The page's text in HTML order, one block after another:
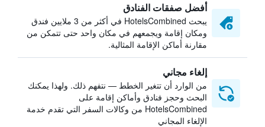
أفضل صفقات الفنادق
يبحث HotelsCombined في أكثر من 3 ملايين فندق
ومكان إقامة ويجمعهم في مكان واحد حتى تتمكن من
مقارنة أماكن الإقامة المثالية.
إلغاء مجاني
من الوارد أن تتغير الخطط — نتفهم ذلك. ولهذا يمكنك
البحث وحجز فنادق وأماكن إقامة على
HotelsCombined من وكالات السفر التي تقدم خدمة
الإلغاء المجاني